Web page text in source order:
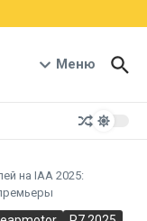
B58 и запасом хода
Меню
на IAA 2025: